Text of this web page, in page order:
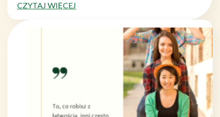
CZYTAJ WIĘCEJ